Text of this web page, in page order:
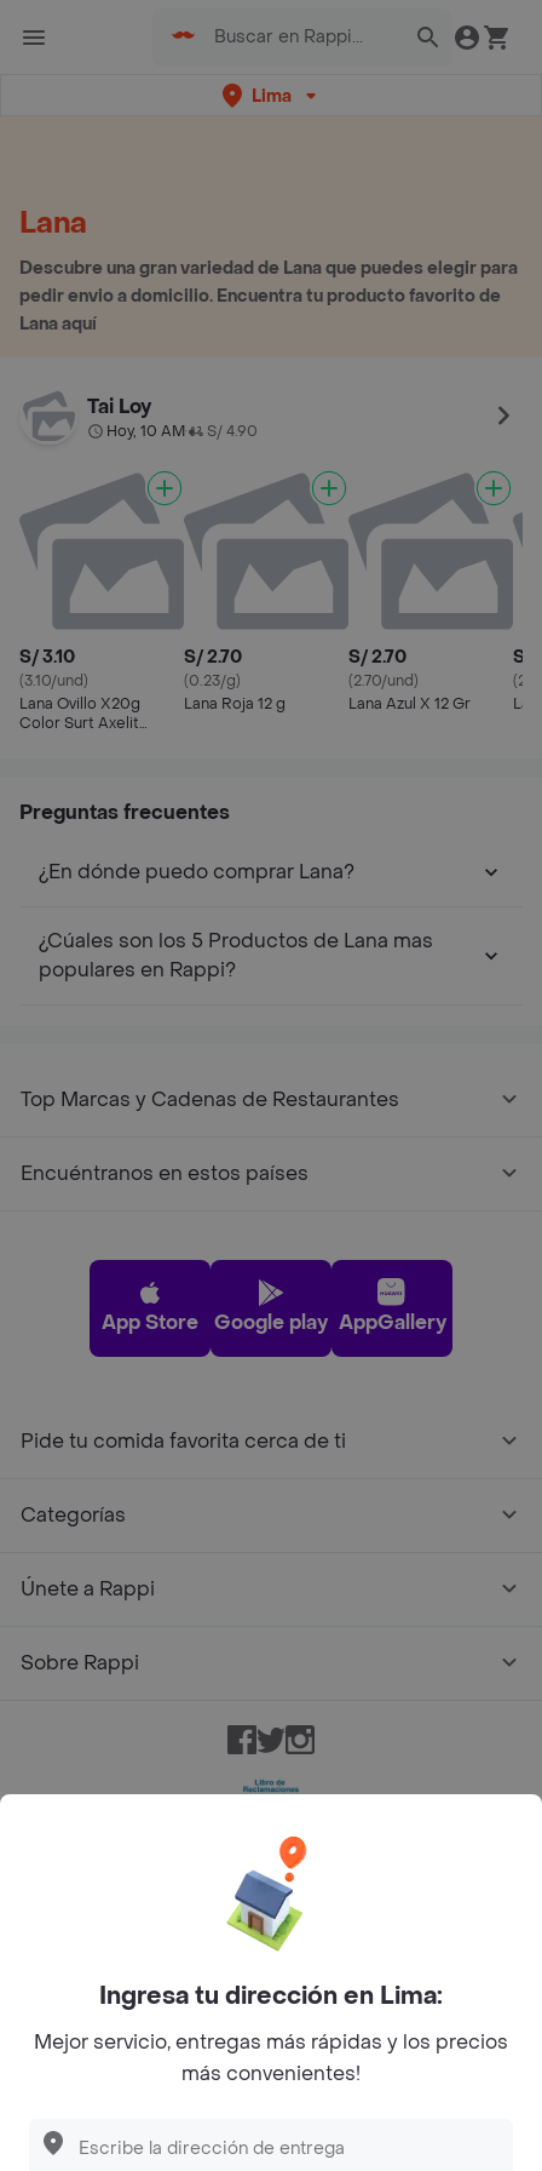
Lima
Lana
Descubre una gran variedad de Lana que puedes elegir para
pedir envio a domicilio. Encuentra tu producto favorito de
Lana aquí
Tai Loy
Hoy, 10 AM• S/ 4.90
S/ 3.10
(3.10/und)
Lana Ovillo X20g
Color Surt Axelit
S/ 2.70
(0.23/g)
Lana Roja 12 g
S/ 2.70
(2.70/und)
Lana Azul X 12 Gr
S/
Preguntas frecuentes
¿En dónde puedo comprar Lana?
¿Cúales son los 5 Productos de Lana mas
populares en Rappi?
Top Marcas y Cadenas de Restaurantes
Encuéntranos en estos países
App Store Google play AppGallery
Pide tu comida favorita cerca de ti
Categorías
Únete a Rappi
Sobre Rappi
Facebook
TwitterInstagram
Rappi Inc. All rights reserved.
Ingresa tu dirección en Lima:
Mejor servicio, entregas más rápidas y los precios
más convenientes!